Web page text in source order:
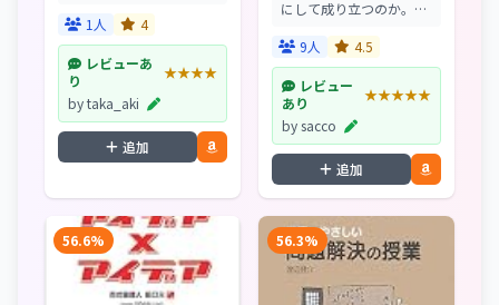
ップするアウトプット型
1人 4
レビューあ
り
★★★★
by taka_aki
追加
にして成り立つのか。話
力」や基盤としての身体
生きいきとしたコミュニ
ケーションの可能性を考
える。メモとマッピン
グ、頷...
9人 4.5
レビュー
あり
★★★★★
by sacco
追加
56.6% 56.3%